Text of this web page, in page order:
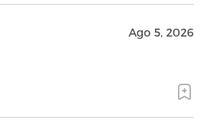
Ago 5, 2026